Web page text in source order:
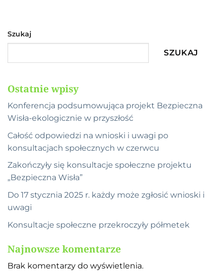
Szukaj
SZUKAJ
Ostatnie wpisy
Konferencja podsumowująca projekt Bezpieczna
Wisła-ekologicznie w przyszłość
Całość odpowiedzi na wnioski i uwagi po
konsultacjach społecznych w czerwcu
Zakończyły się konsultacje społeczne projektu
„Bezpieczna Wisła”
Do 17 stycznia 2025 r. każdy może zgłosić wnioski i
uwagi
Konsultacje społeczne przekroczyły półmetek
Najnowsze komentarze
Brak komentarzy do wyświetlenia.